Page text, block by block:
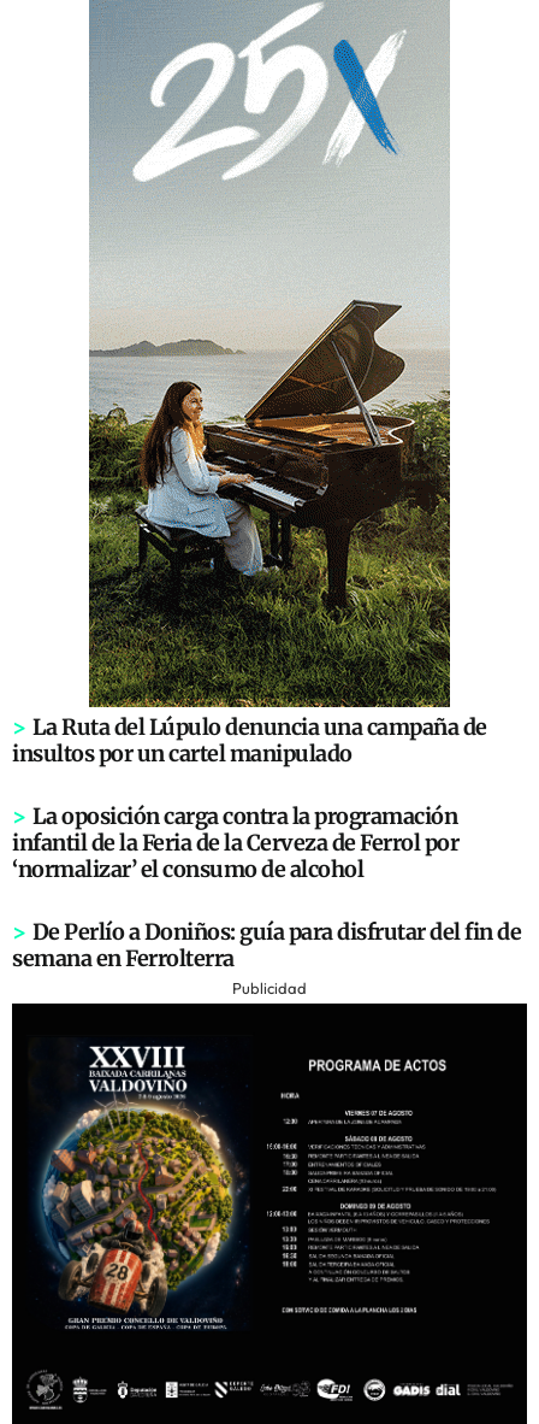
> La Ruta del Lúpulo denuncia una campaña de
insultos por un cartel manipulado
> La oposición carga contra la programación
infantil de la Feria de la Cerveza de Ferrol por
‘normalizar’ el consumo de alcohol
> De Perlío a Doniños: guía para disfrutar del fin de
semana en Ferrolterra
Publicidad